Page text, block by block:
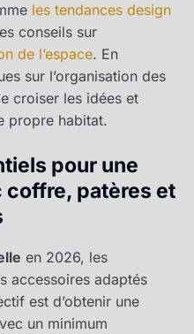
les tendances design
conseils sur
de l’espace. En
sur l’organisation des
croiser les idées et
propre habitat.
pour une
coffre, patères et
en 2026, les
accessoires adaptés
est d’obtenir une
un minimum